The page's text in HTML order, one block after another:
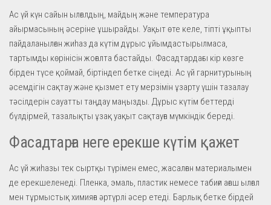
Ас үй күн сайын ылғалдың, майдың және температура
айырмасының әсеріне ұшырайды. Уақыт өте келе, тіпті ұқыпты
пайдаланылған жиһаз да күтім дұрыс ұйымдастырылмаса,
тартымды көрінісін жоғалта бастайды. Фасадтардағы кір көзге
бірден түсе қоймай, біртіндеп бетке сіңеді. Ас үй гарнитурының
әсемдігін сақтау және қызмет ету мерзімін ұзарту үшін тазалау
тәсілдерін сауатты таңдау маңызды. Дұрыс күтім беттерді
бүлдірмей, тазалықты ұзақ уақыт сақтауға мүмкіндік береді.
Фасадтарға неге ерекше күтім қажет
Ас үй жиһазы тек сыртқы түрімен емес, жасалған материалымен
де ерекшеленеді. Пленка, эмаль, пластик немесе табиғи ағаш ылғал
мен тұрмыстық химияға әртүрлі әсер етеді. Барлық бетке бірдей